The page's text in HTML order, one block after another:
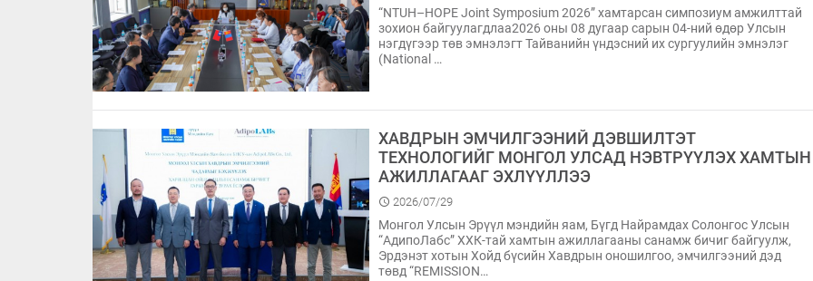
“NTUH–HOPE Joint Symposium 2026” хамтарсан симпозиум амжилттай
зохион байгуулагдлаа2026 оны 08 дугаар сарын 04-ний өдөр Улсын
нэгдүгээр төв эмнэлэгт Тайванийн үндэсний их сургуулийн эмнэлэг
(National …
ХАВДРЫН ЭМЧИЛГЭЭНИЙ ДЭВШИЛТЭТ
ТЕХНОЛОГИЙГ МОНГОЛ УЛСАД НЭВТРҮҮЛЭХ ХАМТЫН
АЖИЛЛАГААГ ЭХЛҮҮЛЛЭЭ
2026/07/29
Монгол Улсын Эрүүл мэндийн яам, Бүгд Найрамдах Солонгос Улсын
“АдипоЛабс” ХХК-тай хамтын ажиллагааны санамж бичиг байгуулж,
Эрдэнэт хотын Хойд бүсийн Хавдрын оношилгоо, эмчилгээний дэд
төвд “REMISSION…